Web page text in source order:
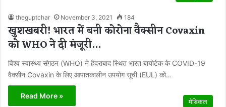
theguptchar November 3, 2021 184
खुशखबरी! भारत में बनी कोरोना वैक्‍सीन Covaxin
को WHO ने दी मंजूरी…
विश्व स्वास्थ्य संगठन (WHO) ने हैदराबाद स्थित भारत बायोटेक के COVID-19
वैक्सीन Covaxin के लिए आपातकालीन उपयोग सूची (EUL) को…
Read More »
मेडिकल